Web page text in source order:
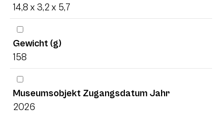
14,8 x 3,2 x 5,7
Gewicht (g)
158
Museumsobjekt Zugangsdatum Jahr
2026